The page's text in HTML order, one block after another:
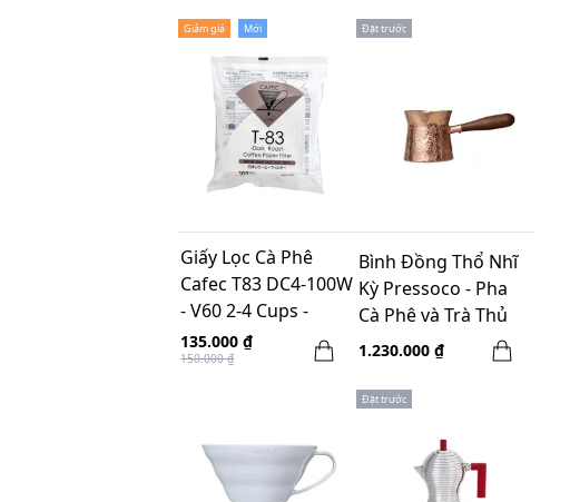
Giảm giá Mới
Giấy Lọc Cà Phê
Cafec T83 DC4-100W
- V60 2-4 Cups -
Chuyên Cho Dark
Roast - Túi 100 Tờ -
135.000 ₫
150.000 ₫
Đặt trước
Bình Đồng Thổ Nhĩ
Kỳ Pressoco - Pha
Cà Phê và Trà Thủ
Công 400ml
1.230.000 ₫
Đặt trước